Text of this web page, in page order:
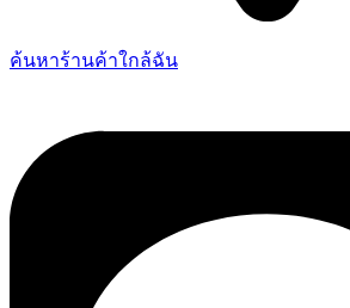
ค้นหาร้านค้าใกล้ฉัน